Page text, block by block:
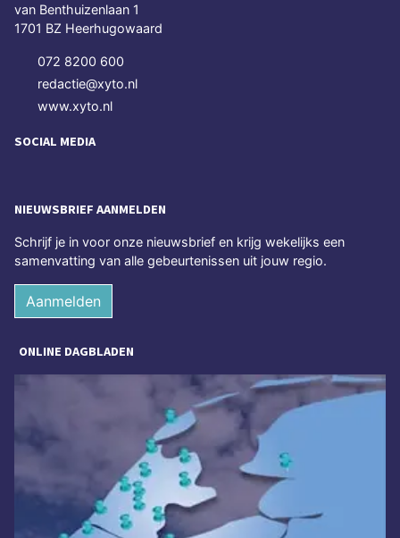
van Benthuizenlaan 1
1701 BZ Heerhugowaard
072 8200 600
redactie@xyto.nl
www.xyto.nl
SOCIAL MEDIA
NIEUWSBRIEF AANMELDEN
Schrijf je in voor onze nieuwsbrief en krijg wekelijks een
samenvatting van alle gebeurtenissen uit jouw regio.
Aanmelden
ONLINE DAGBLADEN